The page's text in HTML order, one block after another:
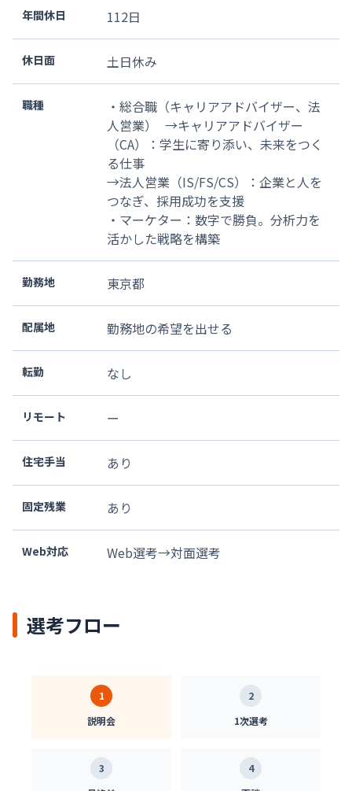
年間休日 112日
休日面 土日休み
職種
・総合職（キャリアアドバイザー、法
人営業） →キャリアアドバイザー
（CA）：学生に寄り添い、未来をつく
る仕事
→法人営業（IS/FS/CS）：企業と人を
つなぎ、採用成功を支援
・マーケター：数字で勝負。分析力を
活かした戦略を構築
勤務地 東京都
配属地 勤務地の希望を出せる
転勤 なし
リモート ー
住宅手当 あり
固定残業 あり
Web対応 Web選考→対面選考
選考フロー
1
説明会
2
1次選考
3
4